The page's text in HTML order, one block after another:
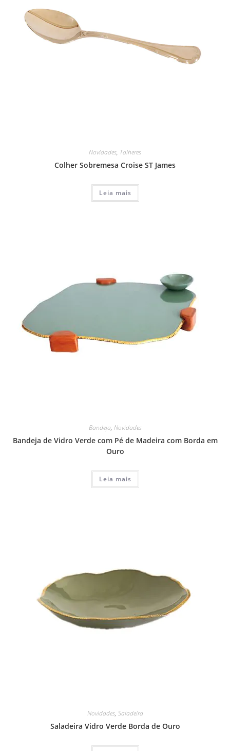
Novidades, Talheres
Colher Sobremesa Croise ST James
Leia mais
Bandeja, Novidades
Bandeja de Vidro Verde com Pé de Madeira com Borda em
Ouro
Leia mais
Novidades, Saladeira
Saladeira Vidro Verde Borda de Ouro